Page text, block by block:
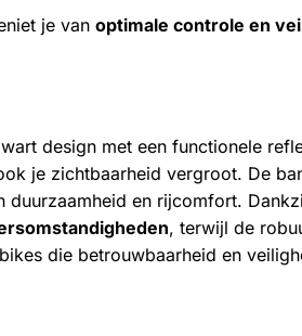
je van optimale controle en
design met een functionele
je zichtbaarheid vergroot. De
en rijcomfort.
, terwijl de
die betrouwbaarheid en